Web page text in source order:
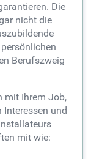
Die
nicht die
Berufszweig
mit Ihrem Job,
Interessen und
mit wie: